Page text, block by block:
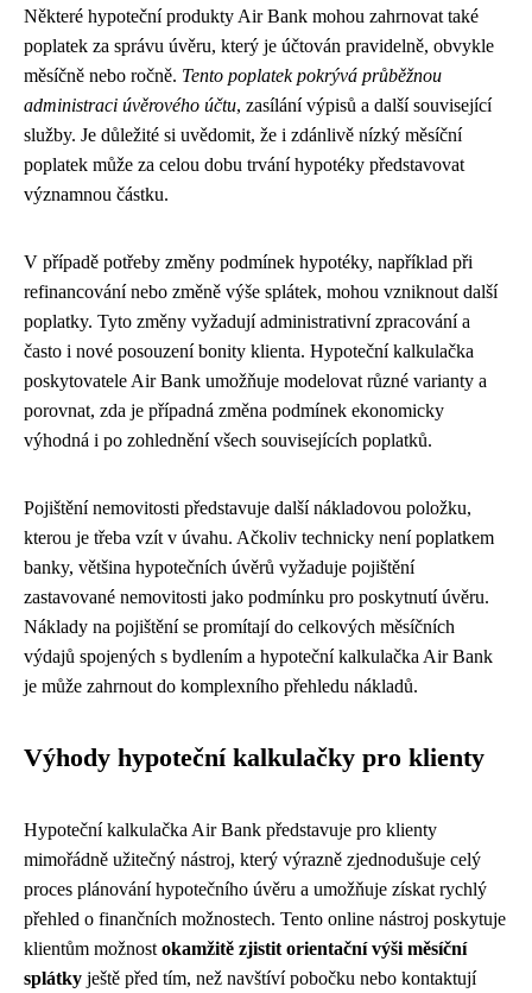
Některé hypoteční produkty Air Bank mohou zahrnovat také
poplatek za správu úvěru, který je účtován pravidelně, obvykle
měsíčně nebo ročně. Tento poplatek pokrývá průběžnou
administraci úvěrového účtu, zasílání výpisů a další související
služby. Je důležité si uvědomit, že i zdánlivě nízký měsíční
poplatek může za celou dobu trvání hypotéky představovat
významnou částku.
V případě potřeby změny podmínek hypotéky, například při
refinancování nebo změně výše splátek, mohou vzniknout další
poplatky. Tyto změny vyžadují administrativní zpracování a
často i nové posouzení bonity klienta. Hypoteční kalkulačka
poskytovatele Air Bank umožňuje modelovat různé varianty a
porovnat, zda je případná změna podmínek ekonomicky
výhodná i po zohlednění všech souvisejících poplatků.
Pojištění nemovitosti představuje další nákladovou položku,
kterou je třeba vzít v úvahu. Ačkoliv technicky není poplatkem
banky, většina hypotečních úvěrů vyžaduje pojištění
zastavované nemovitosti jako podmínku pro poskytnutí úvěru.
Náklady na pojištění se promítají do celkových měsíčních
výdajů spojených s bydlením a hypoteční kalkulačka Air Bank
je může zahrnout do komplexního přehledu nákladů.
Výhody hypoteční kalkulačky pro klienty
Hypoteční kalkulačka Air Bank představuje pro klienty
mimořádně užitečný nástroj, který výrazně zjednodušuje celý
proces plánování hypotečního úvěru a umožňuje získat rychlý
přehled o finančních možnostech. Tento online nástroj poskytuje
klientům možnost okamžitě zjistit orientační výši měsíční
splátky ještě před tím, než navštíví pobočku nebo kontaktují